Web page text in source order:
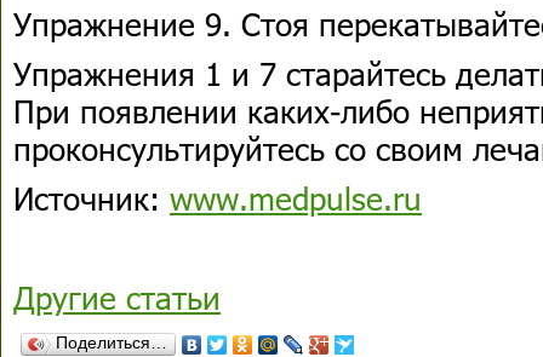
Упражнение 9. Стоя
Упражнения 1 и 7 старайтесь
При появлении каких-либо
проконсультируйтесь со своим
Источник: www.medpulse.ru
Другие статьи
Поделиться…